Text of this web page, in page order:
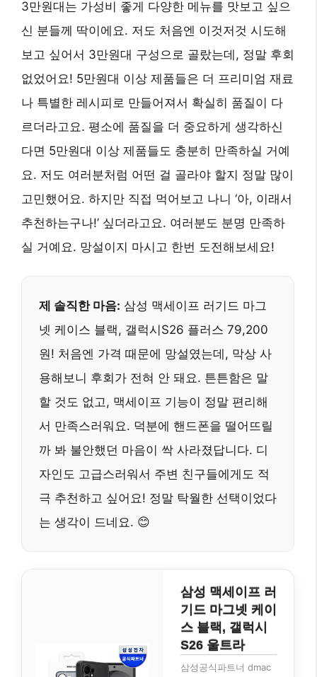
3만원대는 가성비 좋게 다양한 메뉴를 맛보고 싶으
신 분들께 딱이에요. 저도 처음엔 이것저것 시도해
보고 싶어서 3만원대 구성으로 골랐는데, 정말 후회
없었어요! 5만원대 이상 제품들은 더 프리미엄 재료
나 특별한 레시피로 만들어져서 확실히 품질이 다
르더라고요. 평소에 품질을 더 중요하게 생각하신
다면 5만원대 이상 제품들도 충분히 만족하실 거예
요. 저도 여러분처럼 어떤 걸 골라야 할지 정말 많이
고민했어요. 하지만 직접 먹어보고 나니 ‘아, 이래서
추천하는구나!’ 싶더라고요. 여러분도 분명 만족하
실 거예요. 망설이지 마시고 한번 도전해보세요!
제 솔직한 마음: 삼성 맥세이프 러기드 마그
넷 케이스 블랙, 갤럭시S26 플러스 79,200
원! 처음엔 가격 때문에 망설였는데, 막상 사
용해보니 후회가 전혀 안 돼요. 튼튼함은 말
할 것도 없고, 맥세이프 기능이 정말 편리해
서 만족스러워요. 덕분에 핸드폰을 떨어뜨릴
까 봐 불안했던 마음이 싹 사라졌답니다. 디
자인도 고급스러워서 주변 친구들에게도 적
극 추천하고 싶어요! 정말 탁월한 선택이었다
는 생각이 드네요. 😊
삼성 맥세이프 러
기드 마그넷 케이
스 블랙, 갤럭시
S26 울트라
삼성공식파트너 dmac